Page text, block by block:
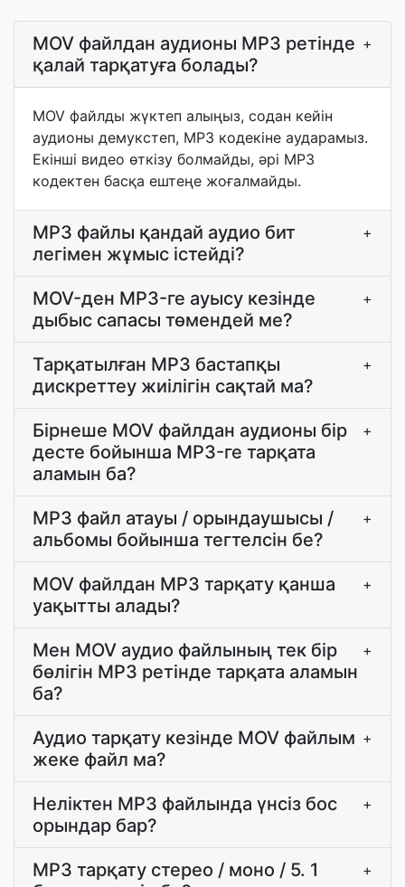
MOV файлдан аудионы MP3 ретінде
қалай тарқатуға болады?
+
MOV файлды жүктеп алыңыз, содан кейін
аудионы демукстеп, MP3 кодекіне аударамыз.
Екінші видео өткізу болмайды, әрі MP3
кодектен басқа ештеңе жоғалмайды.
MP3 файлы қандай аудио бит
легімен жұмыс істейді?
+
MOV-ден MP3-ге ауысу кезінде
дыбыс сапасы төмендей ме?
+
Тарқатылған MP3 бастапқы
дискреттеу жиілігін сақтай ма?
+
Бірнеше MOV файлдан аудионы бір
десте бойынша MP3-ге тарқата
аламын ба?
+
MP3 файл атауы / орындаушысы /
альбомы бойынша тегтелсін бе?
+
MOV файлдан MP3 тарқату қанша
уақытты алады?
+
Мен MOV аудио файлының тек бір
бөлігін MP3 ретінде тарқата аламын
ба?
+
Аудио тарқату кезінде MOV файлым
жеке файл ма?
+
Неліктен MP3 файлында үнсіз бос
орындар бар?
+
MP3 тарқату стерео / моно / 5. 1
+